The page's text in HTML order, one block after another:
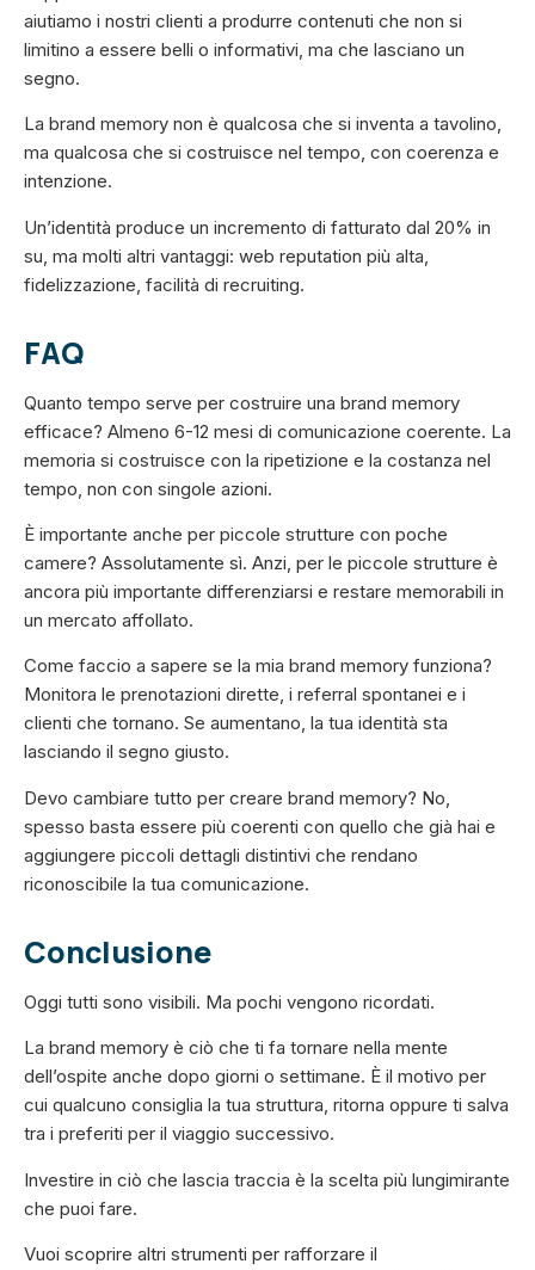
aiutiamo i nostri clienti a produrre contenuti che non si
limitino a essere belli o informativi, ma che lasciano un
segno.
La brand memory non è qualcosa che si inventa a tavolino,
ma qualcosa che si costruisce nel tempo, con coerenza e
intenzione.
Un’identità produce un incremento di fatturato dal 20% in
su, ma molti altri vantaggi: web reputation più alta,
fidelizzazione, facilità di recruiting.
FAQ
Quanto tempo serve per costruire una brand memory
efficace? Almeno 6-12 mesi di comunicazione coerente. La
memoria si costruisce con la ripetizione e la costanza nel
tempo, non con singole azioni.
È importante anche per piccole strutture con poche
camere? Assolutamente sì. Anzi, per le piccole strutture è
ancora più importante differenziarsi e restare memorabili in
un mercato affollato.
Come faccio a sapere se la mia brand memory funziona?
Monitora le prenotazioni dirette, i referral spontanei e i
clienti che tornano. Se aumentano, la tua identità sta
lasciando il segno giusto.
Devo cambiare tutto per creare brand memory? No,
spesso basta essere più coerenti con quello che già hai e
aggiungere piccoli dettagli distintivi che rendano
riconoscibile la tua comunicazione.
Conclusione
Oggi tutti sono visibili. Ma pochi vengono ricordati.
La brand memory è ciò che ti fa tornare nella mente
dell’ospite anche dopo giorni o settimane. È il motivo per
cui qualcuno consiglia la tua struttura, ritorna oppure ti salva
tra i preferiti per il viaggio successivo.
Investire in ciò che lascia traccia è la scelta più lungimirante
che puoi fare.
Vuoi scoprire altri strumenti per rafforzare il